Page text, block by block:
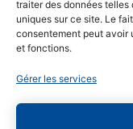
traiter des données telles
uniques sur ce site. Le
consentement peut avoir
et fonctions.
Gérer les services